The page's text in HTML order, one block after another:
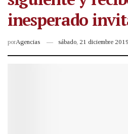
inesperado
porAgencias sábado, 21 diciembre